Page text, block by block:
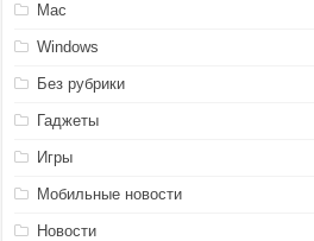
Mac
Windows
Без рубрики
Гаджеты
Игры
Мобильные новости
Новости